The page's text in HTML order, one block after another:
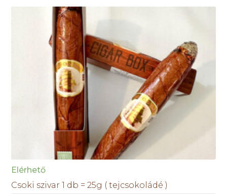
Elérhető
Csoki szivar 1 db = 25g ( tejcsokoládé )